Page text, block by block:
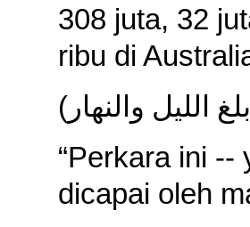
308 juta, 32
ribu di
( الليل والنهار
“Perkara ini --
dicapai oleh